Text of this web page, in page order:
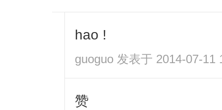
hao !
guoguo 发表于 2014-07-11
赞